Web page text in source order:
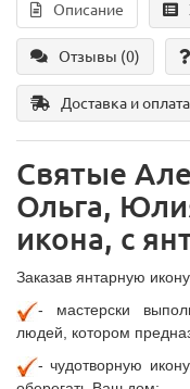
Описание
Отзывы (0)
Доставка и оплата
Святые
Ольга,
икона, с
Заказав янтарную
- мастерски
людей, котором
- чудотворную